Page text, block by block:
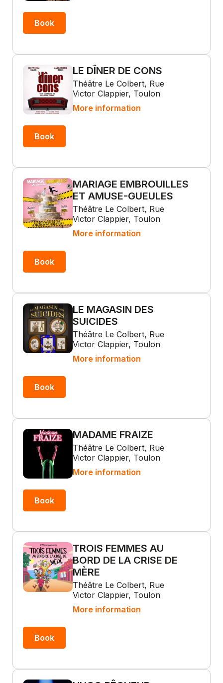
Book
LE DÎNER DE CONS
Théâtre Le Colbert, Rue
Victor Clappier, Toulon
More information
Book
MARIAGE EMBROUILLES
ET AMUSE-GUEULES
Théâtre Le Colbert, Rue
Victor Clappier, Toulon
More information
Book
LE MAGASIN DES
SUICIDES
Théâtre Le Colbert, Rue
Victor Clappier, Toulon
More information
Book
MADAME FRAIZE
Théâtre Le Colbert, Rue
Victor Clappier, Toulon
More information
Book
TROIS FEMMES AU
BORD DE LA CRISE DE
MÈRE
Théâtre Le Colbert, Rue
Victor Clappier, Toulon
More information
Book